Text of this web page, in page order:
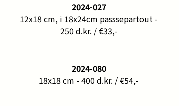
2024-027
12x18 cm, i 18x24cm passsepartout -
250 d.kr. / €33,-
2024-080
18x18 cm - 400 d.kr. / €54,-